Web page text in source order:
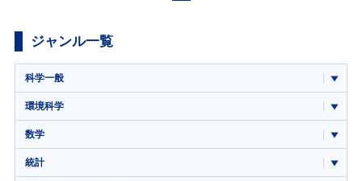
ジャンル一覧
科学一般
環境科学
数学
統計